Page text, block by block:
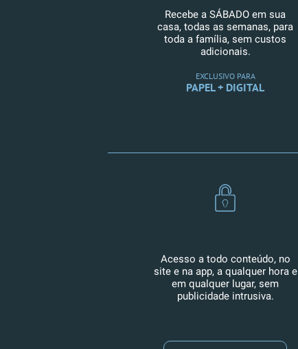
Recebe a SÁBADO em sua
casa, todas as semanas, para
toda a família, sem custos
adicionais.
EXCLUSIVO PARA
PAPEL + DIGITAL
Acesso a todo conteúdo, no
site e na app, a qualquer hora e
em qualquer lugar, sem
publicidade intrusiva.